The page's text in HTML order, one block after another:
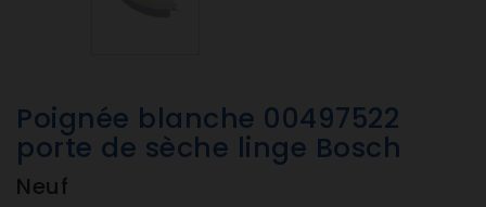
Poignée blanche 00497522
porte de sèche linge Bosch
Neuf